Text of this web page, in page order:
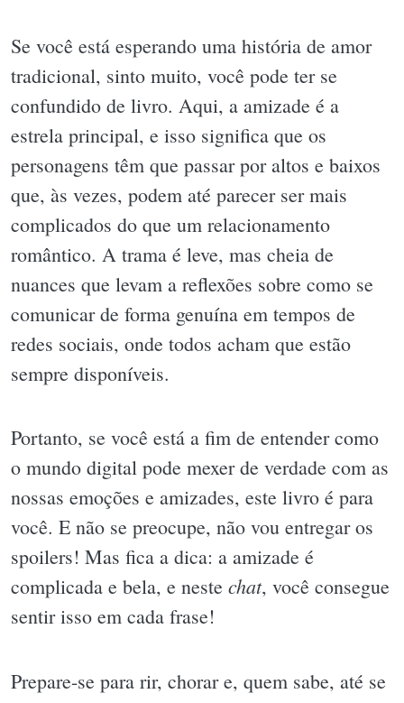
Se você está esperando uma história de amor
tradicional, sinto muito, você pode ter se
confundido de livro. Aqui, a amizade é a
estrela principal, e isso significa que os
personagens têm que passar por altos e baixos
que, às vezes, podem até parecer ser mais
complicados do que um relacionamento
romântico. A trama é leve, mas cheia de
nuances que levam a reflexões sobre como se
comunicar de forma genuína em tempos de
redes sociais, onde todos acham que estão
sempre disponíveis.
Portanto, se você está a fim de entender como
o mundo digital pode mexer de verdade com as
nossas emoções e amizades, este livro é para
você. E não se preocupe, não vou entregar os
spoilers! Mas fica a dica: a amizade é
complicada e bela, e neste chat, você consegue
sentir isso em cada frase!
Prepare-se para rir, chorar e, quem sabe, até se